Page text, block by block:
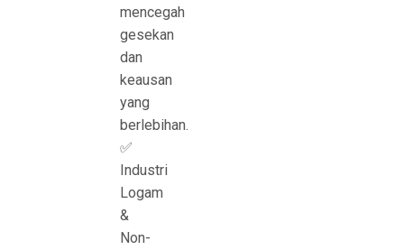
mencegah
gesekan
dan
keausan
yang
berlebihan.
✅
Industri
Logam
&
Non-